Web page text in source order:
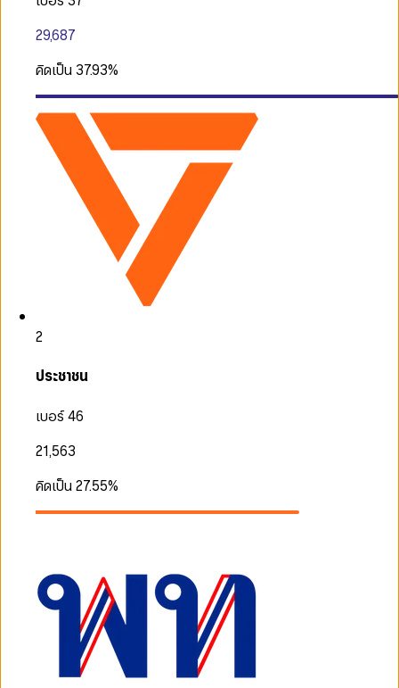
29,687
คิดเป็น 37.93%
2
ประชาชน
เบอร์ 46
21,563
คิดเป็น27.55%